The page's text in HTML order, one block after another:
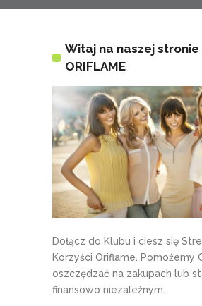
Witaj na naszej stronie
ORIFLAME
Dołącz do Klubu i ciesz się
Korzyści Oriflame. Pomożemy
oszczędzać na zakupach lub
finansowo niezależnym.